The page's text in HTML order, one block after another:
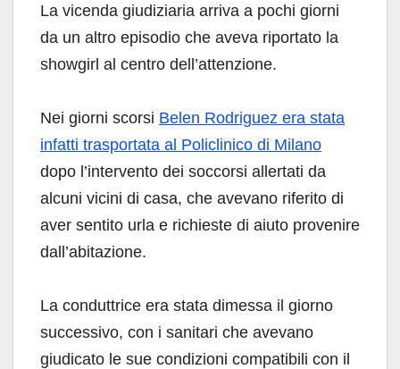
La vicenda giudiziaria arriva a pochi giorni
da un altro episodio che aveva riportato la
showgirl al centro dell’attenzione.
Nei giorni scorsi Belen Rodriguez era stata
infatti trasportata al Policlinico di Milano
dopo l’intervento dei soccorsi allertati da
alcuni vicini di casa, che avevano riferito di
aver sentito urla e richieste di aiuto provenire
dall’abitazione.
La conduttrice era stata dimessa il giorno
successivo, con i sanitari che avevano
giudicato le sue condizioni compatibili con il